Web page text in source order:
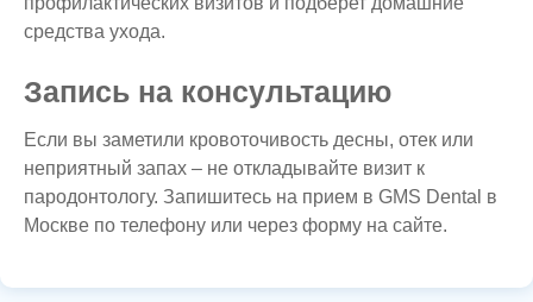
средства ухода.
Запись на консультацию
Если вы заметили кровоточивость десны, отек или
неприятный запах – не откладывайте визит к
пародонтологу. Запишитесь на прием в GMS Dental в
Москве по телефону или через форму на сайте.